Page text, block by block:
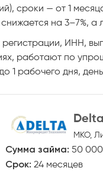
сроки — от 1
на 3–7%,
ИНН,
работают по
1 рабочего дня,
Delta
МКО,
Сумма займа: 50
Срок: 24 месяцев